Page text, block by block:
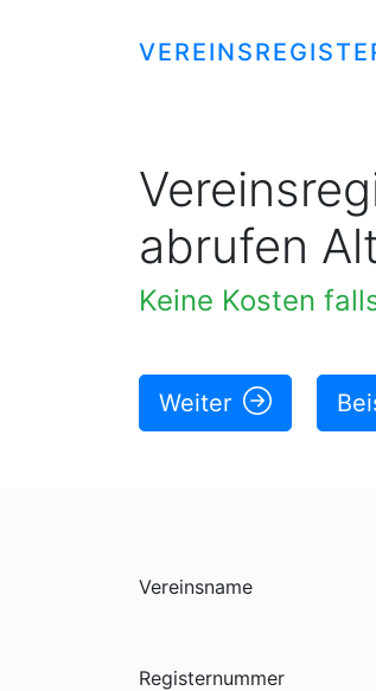
abrufen
Keine Kosten
Weiter
Vereinsname
Registernummer